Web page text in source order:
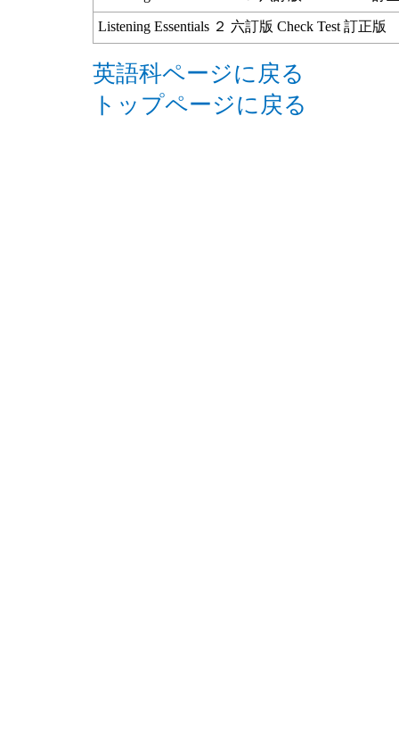
Listening Essentials ２ 六訂版 Check Test 訂正版
英語科ページに戻る
トップページに戻る